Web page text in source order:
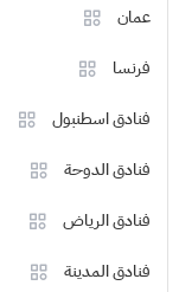
عمان
فرنسا
فنادق اسطنبول
فنادق الدوحة
فنادق الرياض
فنادق المدينة